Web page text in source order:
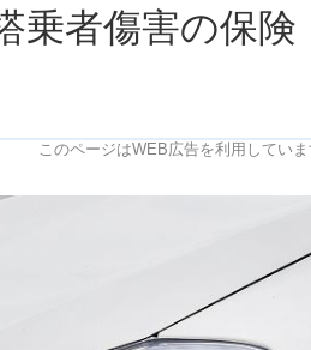
乗者傷害の保険
このページはWEB広告を利用していま